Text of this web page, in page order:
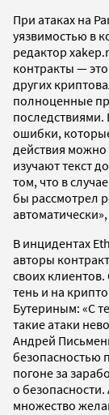
При атаках на
уязвимостью в
редактор
контракты —
других
полноценные
последствиями.
ошибки,
действия можно
изучают текст
том, что в
бы рассмотрел
В инцидентах
авторы
своих
тень и на
Бутериным: «С
такие атаки
Андрей
безопасностью
погоне за
о безопасности.
множество